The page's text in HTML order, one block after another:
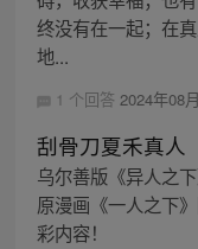
终没有在一起；在
地...
1 个回答 2024年08
刮骨刀夏禾真人
乌尔善版《异人之
原漫画《一人之下
彩内容！